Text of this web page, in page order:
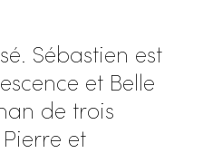
Sébastien est
et Belle
de trois
et